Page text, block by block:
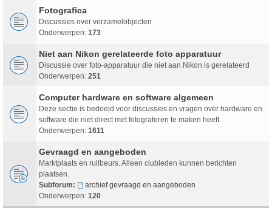
Fotografica
Discussies over verzamelobjecten
Onderwerpen: 173
Niet aan Nikon gerelateerde foto apparatuur
Discussie over foto-apparatuur die niet aan Nikon is gerelateerd
Onderwerpen: 251
Computer hardware en software algemeen
Deze sectie is bedoeld voor discussies en vragen over hardware en
software die niet direct met fotograferen te maken heeft.
Onderwerpen: 1611
Gevraagd en aangeboden
Marktplaats en ruilbeurs. Alleen clubleden kunnen berichten
plaatsen.
Subforum:
archief gevraagd en aangeboden
Onderwerpen: 120